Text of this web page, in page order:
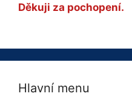
Děkuji za pochopení.
Hlavní menu